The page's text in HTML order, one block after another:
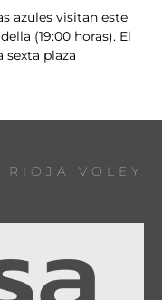
azules visitan este
(19:00 horas). El
sexta plaza
RIOJA VOLEY